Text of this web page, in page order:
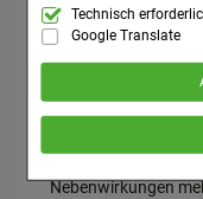
Technisch
die Grundfunktionen
Warenkorb,
kann.
Komfort:Diese
noch ansprechender zu
Wiedererkennung des
Verhaltensweisen (z.B.
Inhalte anzuzeigen und
Technisch
Google Translate
Nebenwirkungen
oder Apotheker.
nicht in dieser
können
für Arzneimittel und
Pharmakovigilanz,
Nebenwirkungen